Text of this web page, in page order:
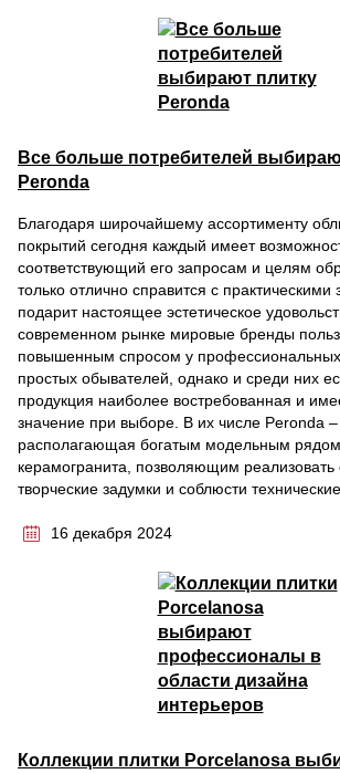
Все больше потребителей
Peronda
Благодаря широчайшему ассортименту
покрытий сегодня каждый имеет
соответствующий его запросам и целям
только отлично справится с
подарит настоящее эстетическое
современном рынке мировые бренды
повышенным спросом у
простых обывателей, однако и среди них
продукция наиболее востребованная и
значение при выборе. В их числе Peronda –
располагающая богатым модельным рядом
керамогранита, позволяющим
творческие задумки и соблюсти
16 декабря 2024
Коллекции плитки Porcelanosa